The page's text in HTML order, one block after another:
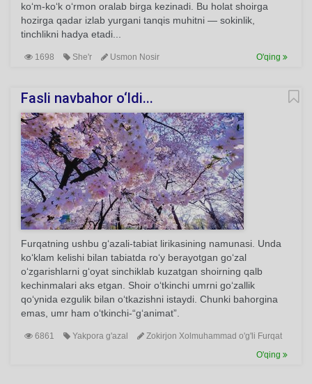
ko‘m-ko‘k o‘rmon oralab birga kezinadi. Bu holat shoirga
hozirga qadar izlab yurgani tanqis muhitni — sokinlik,
tinchlikni hadya etadi...
1698 She'r Usmon Nosir O'qing
Fasli navbahor o‘ldi...
Furqatning ushbu g‘azali-tabiat lirikasining namunasi. Unda
ko‘klam kelishi bilan tabiatda ro‘y berayotgan go‘zal
o‘zgarishlarni g‘oyat sinchiklab kuzatgan shoirning qalb
kechinmalari aks etgan. Shoir o‘tkinchi umrni go‘zallik
qo‘ynida ezgulik bilan o‘tkazishni istaydi. Chunki bahorgina
emas, umr ham o‘tkinchi-“g‘animat”.
6861 Yakpora g'azal
Zokirjon Xolmuhammad o'g'li Furqat
O'qing